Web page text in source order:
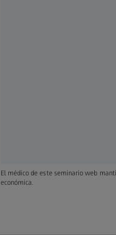
El médico de este seminario web
económica.